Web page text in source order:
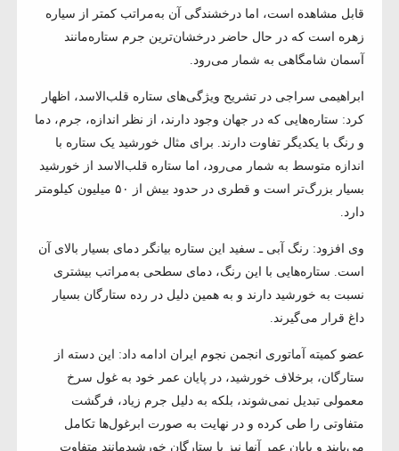
قابل مشاهده است، اما درخشندگی آن به‌مراتب کمتر از سیاره
زهره است که در حال حاضر درخشان‌ترین جرم ستاره‌مانند
آسمان شامگاهی به شمار می‌رود.
ابراهیمی سراجی در تشریح ویژگی‌های ستاره قلب‌الاسد، اظهار
کرد: ستاره‌هایی که در جهان وجود دارند، از نظر اندازه، جرم، دما
و رنگ با یکدیگر تفاوت دارند. برای مثال خورشید یک ستاره با
اندازه متوسط به شمار می‌رود، اما ستاره قلب‌الاسد از خورشید
بسیار بزرگ‌تر است و قطری در حدود بیش از ۵۰ میلیون کیلومتر
دارد.
وی افزود: رنگ آبی ـ سفید این ستاره بیانگر دمای بسیار بالای آن
است. ستاره‌هایی با این رنگ، دمای سطحی به‌مراتب بیشتری
نسبت به خورشید دارند و به همین دلیل در رده ستارگان بسیار
داغ قرار می‌گیرند.
عضو کمیته آماتوری انجمن نجوم ایران ادامه داد: این دسته از
ستارگان، برخلاف خورشید، در پایان عمر خود به غول سرخ
معمولی تبدیل نمی‌شوند، بلکه به دلیل جرم زیاد، فرگشت
متفاوتی را طی کرده و در نهایت به صورت ابرغول‌ها تکامل
می‌یابند و پایان عمر آنها نیز با ستارگان خورشیدمانند متفاوت